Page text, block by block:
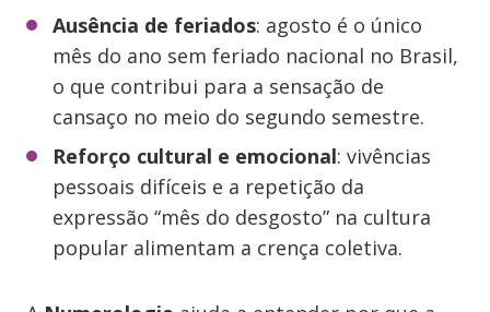
Ausência de feriados: agosto é o único
mês do ano sem feriado nacional no Brasil,
o que contribui para a sensação de
cansaço no meio do segundo semestre.
Reforço cultural e emocional: vivências
pessoais difíceis e a repetição da
expressão “mês do desgosto” na cultura
popular alimentam a crença coletiva.